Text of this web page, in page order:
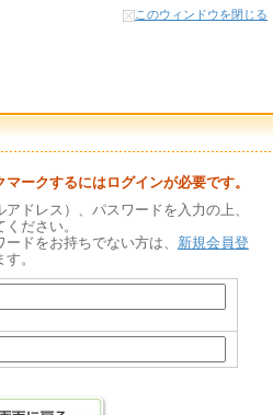
このウィンドウを閉じる
ークするにはログインが必要です。
ドレス）、パスワードを入力の上、
ださい。
ドをお持ちでない方は、 新規会員登
。